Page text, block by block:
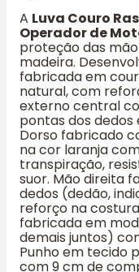
A Luva Couro
Operador de
proteção das
madeira.
fabricada em
natural, com
externo central
pontas dos dedos
Dorso fabricado
na cor laranja
transpiração,
suor. Mão direita
dedos (dedão,
reforço na
fabricada em
demais juntos)
Punho em tecido
com 9 cm de